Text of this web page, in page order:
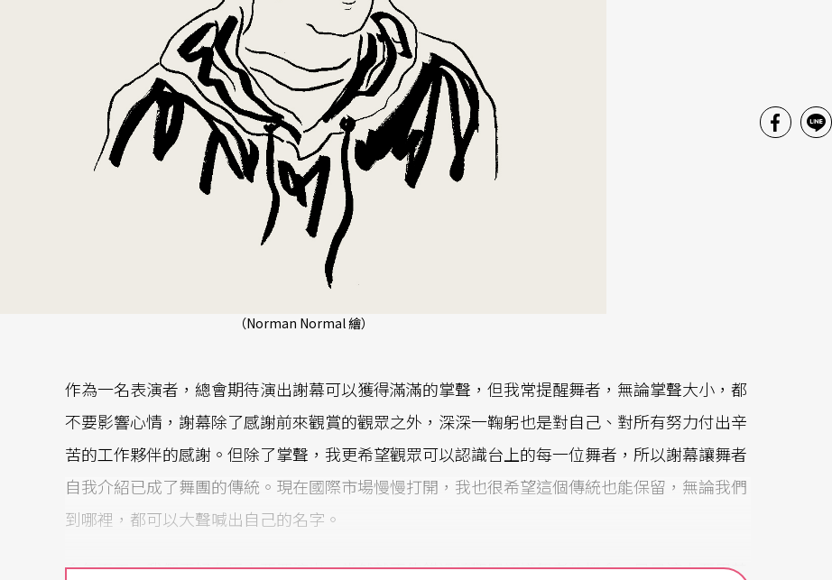
（Norman Normal 繪）
作為一名表演者，總會期待演出謝幕可以獲得滿滿的掌聲，但我常提醒舞者，無論掌聲大小，都
不要影響心情，謝幕除了感謝前來觀賞的觀眾之外，深深一鞠躬也是對自己、對所有努力付出辛
苦的工作夥伴的感謝。但除了掌聲，我更希望觀眾可以認識台上的每一位舞者，所以謝幕讓舞者
自我介紹已成了舞團的傳統。現在國際市場慢慢打開，我也很希望這個傳統也能保留，無論我們
到哪裡，都可以大聲喊出自己的名字。
今年夏天，我們正好在馬來西亞演出，當然就不能錯過讓觀眾認識舞者的機會，只是這次要用英